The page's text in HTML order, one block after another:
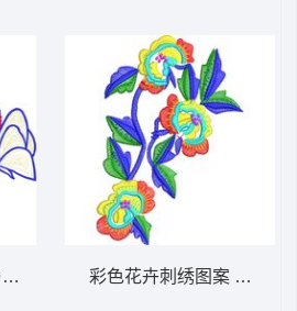
片 免费大花系列1万针
彩色花卉刺绣图案 免费大